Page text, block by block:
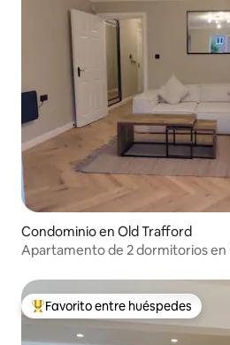
Condominio en Old Trafford
Apartamento de 2 dormitorios
De los mejores en Favorito entre
Favorito entre huéspedes